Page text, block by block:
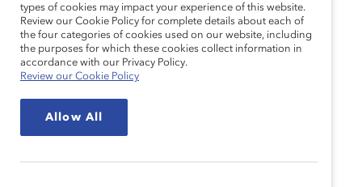
types of cookies may impact your experience of this website.
Review our Cookie Policy for complete details about each of
the four categories of cookies used on our website, including
the purposes for which these cookies collect information in
accordance with our Privacy Policy.
Review our Cookie Policy
Allow All